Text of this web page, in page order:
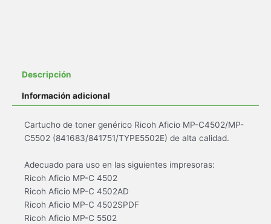
Descripción
Información adicional
Cartucho de toner genérico Ricoh Aficio MP-C4502/MP-
C5502 (841683/841751/TYPE5502E) de alta calidad.
Adecuado para uso en las siguientes impresoras:
Ricoh Aficio MP-C 4502
Ricoh Aficio MP-C 4502AD
Ricoh Aficio MP-C 4502SPDF
Ricoh Aficio MP-C 5502